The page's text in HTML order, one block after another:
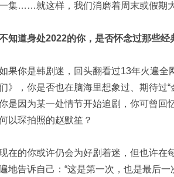
集……就这样，我们消磨着周末或假期
知道身处2022的你，是否怀念过那些经
果你是韩剧迷，回头翻看过13年火遍全
》， 你是否也在脑海里想象过、期待过“
是因为某一处情节开始追剧，你可曾回
以琛拍照的赵默笙？
在的你或许仍会为好剧着迷， 但也许在
地告诉自己：“这是第一次，也是最后一